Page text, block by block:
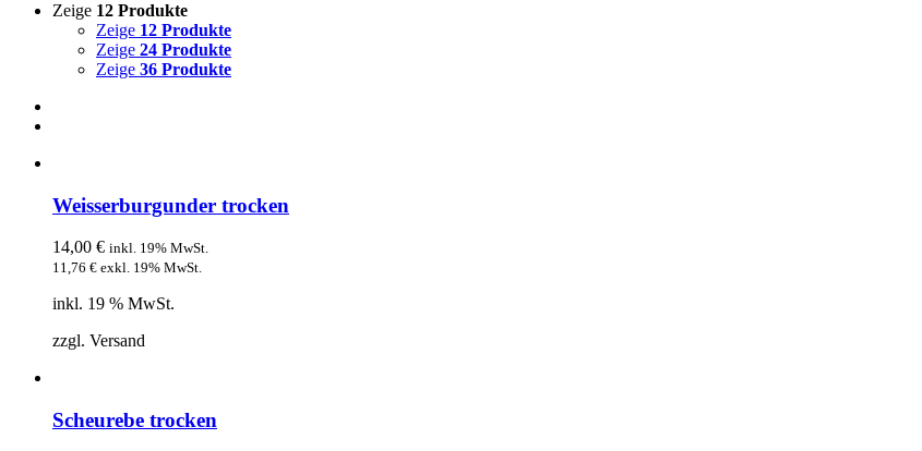
Zeige 12 Produkte
Zeige 12 Produkte
Zeige 24 Produkte
Zeige 36 Produkte
Weisserburgunder trocken
14,00 € inkl. 19% MwSt.
11,76 € exkl. 19% MwSt.
inkl. 19 % MwSt.
zzgl. Versand
Scheurebe trocken